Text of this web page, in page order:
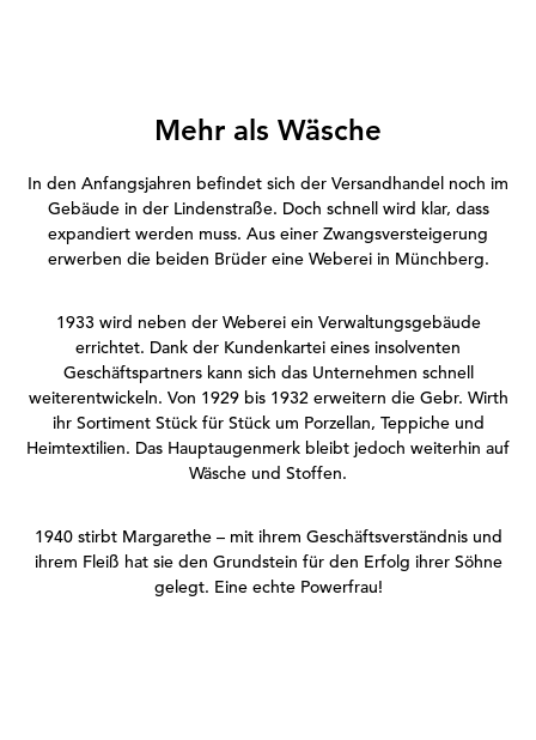
Mehr als Wäsche
In den Anfangsjahren befindet sich der Versandhandel noch im
Gebäude in der Lindenstraße. Doch schnell wird klar, dass
expandiert werden muss. Aus einer Zwangsversteigerung
erwerben die beiden Brüder eine Weberei in Münchberg.
1933 wird neben der Weberei ein Verwaltungsgebäude
errichtet. Dank der Kundenkartei eines insolventen
Geschäftspartners kann sich das Unternehmen schnell
weiterentwickeln. Von 1929 bis 1932 erweitern die Gebr. Wirth
ihr Sortiment Stück für Stück um Porzellan, Teppiche und
Heimtextilien. Das Hauptaugenmerk bleibt jedoch weiterhin auf
Wäsche und Stoffen.
1940 stirbt Margarethe – mit ihrem Geschäftsverständnis und
ihrem Fleiß hat sie den Grundstein für den Erfolg ihrer Söhne
gelegt. Eine echte Powerfrau!